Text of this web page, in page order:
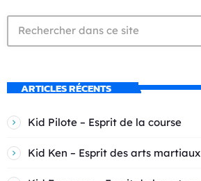
ARTICLES RÉCENTS
Kid Pilote – Esprit de la course
Kid Ken – Esprit des arts martiaux